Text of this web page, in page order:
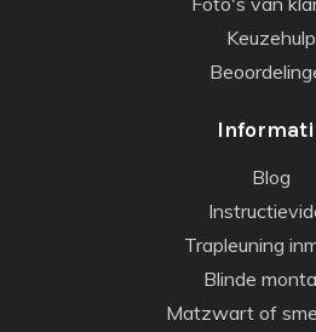
Keuzehulp
Blog
Trapleuning
Blinde
Matzwart of